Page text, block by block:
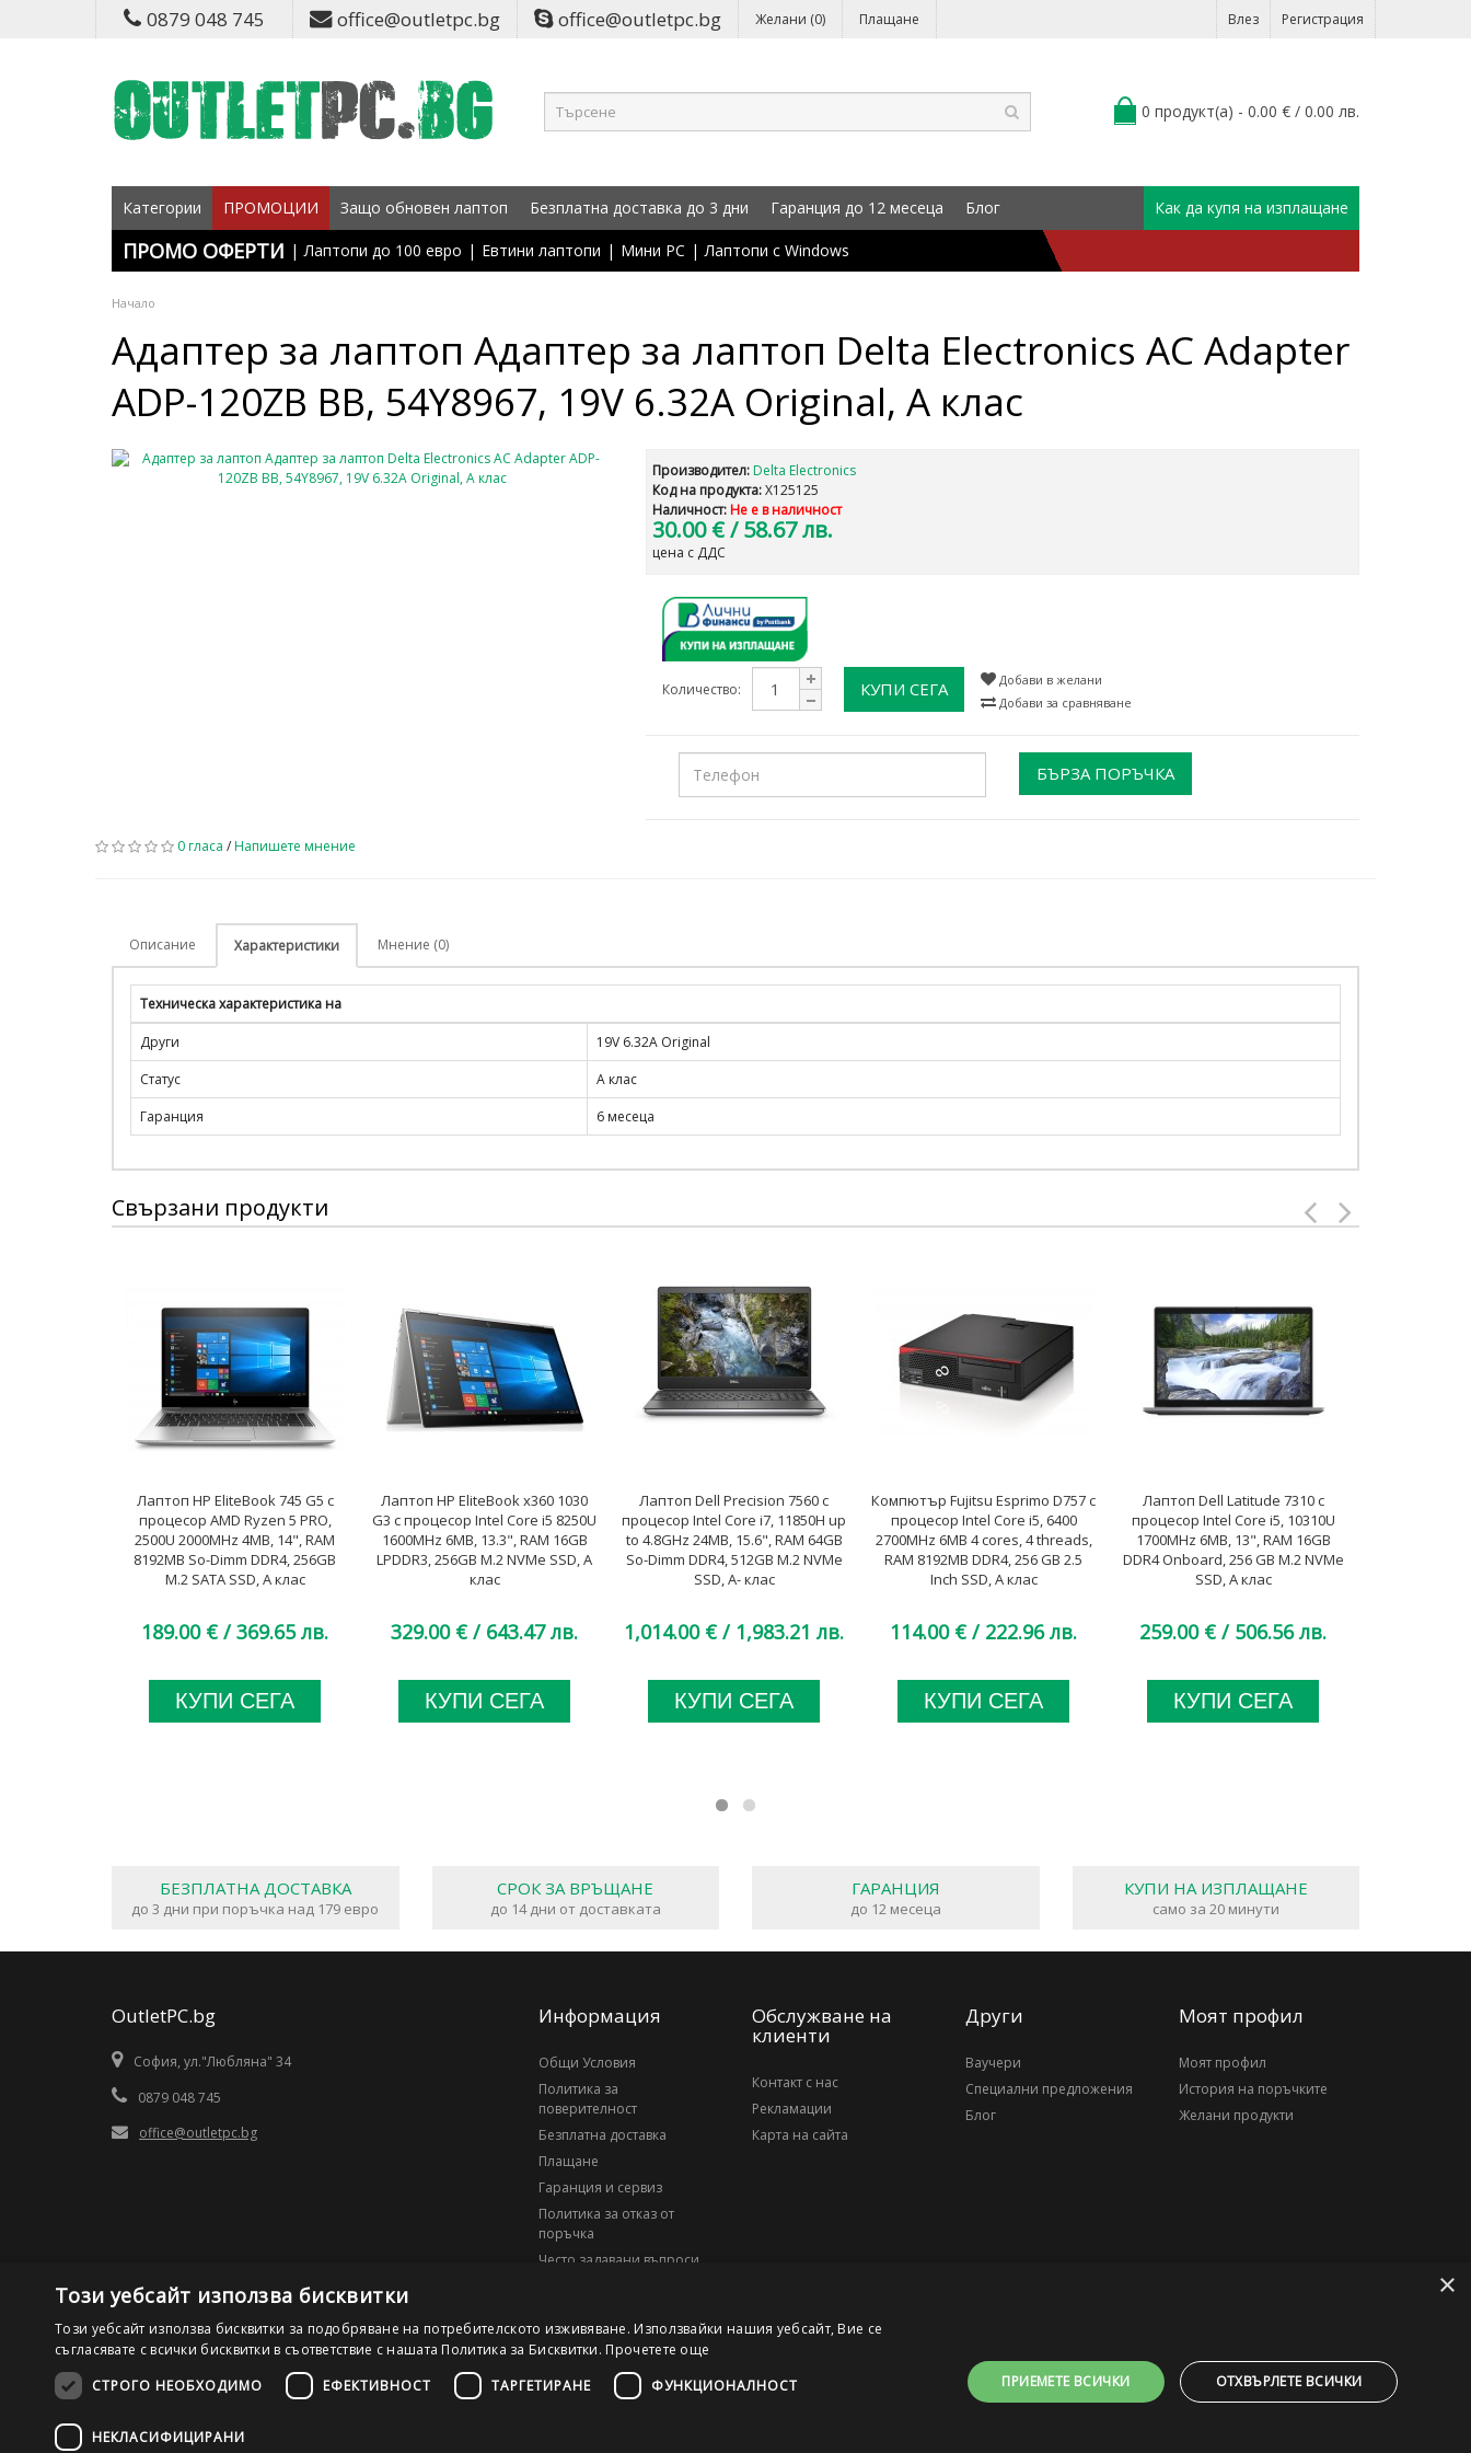
0879 048 745 office@outletpc.bg office@outletpc.bg Желани (0) Плащане Влез Регистрация
0 продукт(а) - 0.00 € / 0.00 лв.
Категории ПРОМОЦИИ Защо обновен лаптоп Безплатна доставка до 3 дни Гаранция до 12 месеца Блог Как да купя на изплащане
ПРОМО ОФЕРТИ | Лаптопи до 100 евро | Евтини лаптопи | Мини PC | Лаптопи с Windows
Начало
Адаптер за лаптоп Адаптер за лаптоп Delta Electronics AC Adapter
ADP-120ZB BB, 54Y8967, 19V 6.32A Original, A клас
Производител: Delta Electronics
Код на продукта: X125125
Наличност: Не е в наличност
30.00 € / 58.67 лв.
цена с ДДС
Количество: КУПИ СЕГА
Добави в желани
Добави за сравняване
БЪРЗА ПОРЪЧКА
0 гласа /Напишете мнение
Описание Характеристики Мнение (0)
Техническа характеристика на
Други
19V 6.32A Original
Статус
A клас
Гаранция
6 месеца
Свързани продукти
Лаптоп HP EliteBook 745 G5 с
процесор AMD Ryzen 5 PRO,
2500U 2000MHz 4MB, 14", RAM
8192MB So-Dimm DDR4, 256GB
M.2 SATA SSD, A клас
189.00 € / 369.65 лв.
КУПИ СЕГА
Лаптоп HP EliteBook x360 1030
G3 с процесор Intel Core i5 8250U
1600MHz 6MB, 13.3", RAM 16GB
LPDDR3, 256GB M.2 NVMe SSD, A
клас
329.00 € / 643.47 лв.
КУПИ СЕГА
Лаптоп Dell Precision 7560 с
процесор Intel Core i7, 11850H up
to 4.8GHz 24MB, 15.6", RAM 64GB
So-Dimm DDR4, 512GB M.2 NVMe
SSD, A- клас
1,014.00 € / 1,983.21 лв.
КУПИ СЕГА
Компютър Fujitsu Esprimo D757 с
процесор Intel Core i5, 6400
2700MHz 6MB 4 cores, 4 threads,
RAM 8192MB DDR4, 256 GB 2.5
Inch SSD, А клас
114.00 € / 222.96 лв.
КУПИ СЕГА
Лаптоп Dell Latitude 7310 с
процесор Intel Core i5, 10310U
1700MHz 6MB, 13", RAM 16GB
DDR4 Onboard, 256 GB M.2 NVMe
SSD, A клас
259.00 € / 506.56 лв.
КУПИ СЕГА
БЕЗПЛАТНА ДОСТАВКА
до 3 дни при поръчка над 179 евро
СРОК ЗА ВРЪЩАНЕ
до 14 дни от доставката
ГАРАНЦИЯ
до 12 месеца
КУПИ НА ИЗПЛАЩАНЕ
само за 20 минути
OutletPC.bg
София, ул."Любляна" 34
0879 048 745
office@outletpc.bg
Информация
Общи Условия
Политика за
поверителност
Безплатна доставка
Плащане
Гаранция и сервиз
Политика за отказ от
поръчка
Често задавани въпроси
Обслужване на
клиенти
Контакт с нас
Рекламации
Карта на сайта
Други
Ваучери
Специални предложения
Блог
Моят профил
Моят профил
История на поръчките
Желани продукти
©2026 OutletPC.bg, Всички права запазени! Ди Ес Ай ООД, ЕИК 203010795
×
Този уебсайт използва бисквитки
Този уебсайт използва бисквитки за подобряване на потребителското изживяване. Използвайки нашия уебсайт, Вие се
съгласявате с всички бисквитки в съответствие с нашата Политика за Бисквитки. Прочетете още
СТРОГО НЕОБХОДИМО
ЕФЕКТИВНОСТ ТАРГЕТИРАНЕ ФУНКЦИОНАЛНОСТ
НЕКЛАСИФИЦИРАНИ
ПРИЕМЕТЕ ВСИЧКИ ОТХВЪРЛЕТЕ ВСИЧКИ